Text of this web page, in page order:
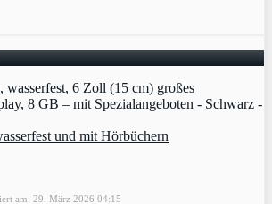
und mit Hörbüchern
am: 29. März 2026 04:15